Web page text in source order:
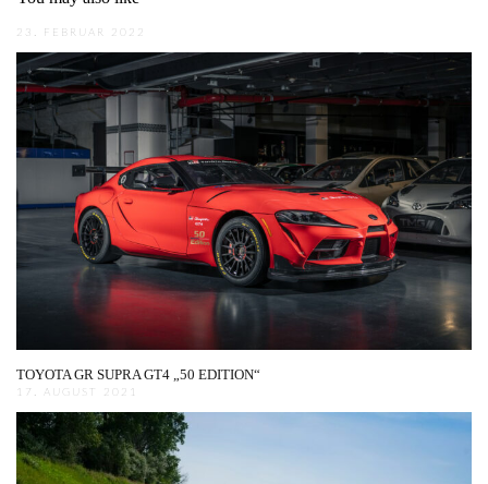
23. FEBRUAR 2022
TOYOTA GR SUPRA GT4 „50 EDITION“
17. AUGUST 2021